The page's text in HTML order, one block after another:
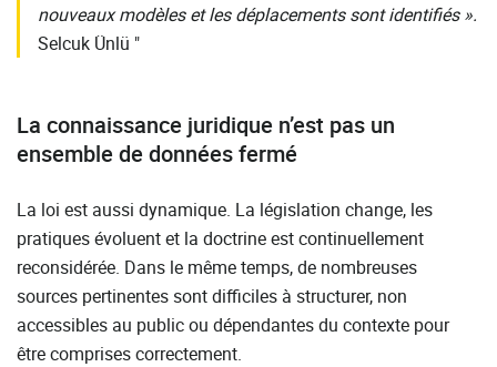
nouveaux modèles et les déplacements sont identifiés».
Selcuk Ünlü
La connaissance juridique n’est pas un
ensemble de données fermé
La loi est aussi dynamique. La législation change, les
pratiques évoluent et la doctrine est continuellement
reconsidérée. Dans le même temps, de nombreuses
sources pertinentes sont difficiles à structurer, non
accessibles au public ou dépendantes du contexte pour
être comprises correctement.